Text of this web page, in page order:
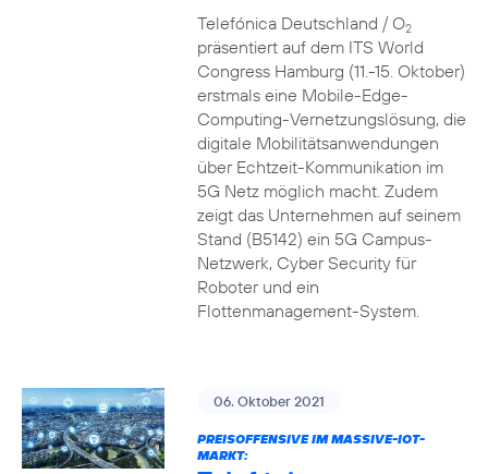
Telefónica Deutschland / O2
präsentiert auf dem ITS World
Congress Hamburg (11.-15. Oktober)
erstmals eine Mobile-Edge-
Computing-Vernetzungslösung, die
digitale Mobilitätsanwendungen
über Echtzeit-Kommunikation im
5G Netz möglich macht. Zudem
zeigt das Unternehmen auf seinem
Stand (B5142) ein 5G Campus-
Netzwerk, Cyber Security für
Roboter und ein
Flottenmanagement-System.
06. Oktober 2021
PREISOFFENSIVE IM MASSIVE-IOT-
MARKT: